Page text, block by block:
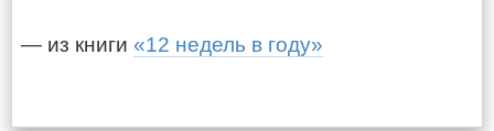
— из книги «12 недель в году»